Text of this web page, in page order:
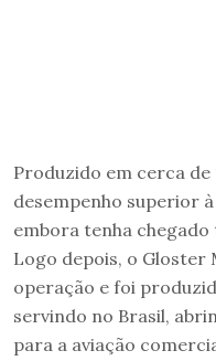
Produzido em cerca de
desempenho superior
embora tenha
Logo depois, o
operação e foi
servindo no Brasil,
para a aviação